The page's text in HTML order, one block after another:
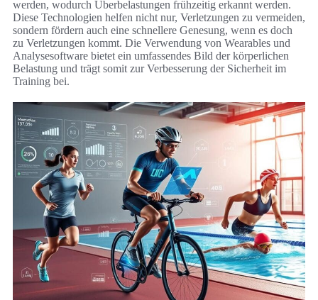
werden, wodurch Überbelastungen frühzeitig erkannt werden.
Diese Technologien helfen nicht nur, Verletzungen zu vermeiden,
sondern fördern auch eine schnellere Genesung, wenn es doch
zu Verletzungen kommt. Die Verwendung von Wearables und
Analysesoftware bietet ein umfassendes Bild der körperlichen
Belastung und trägt somit zur Verbesserung der Sicherheit im
Training bei.